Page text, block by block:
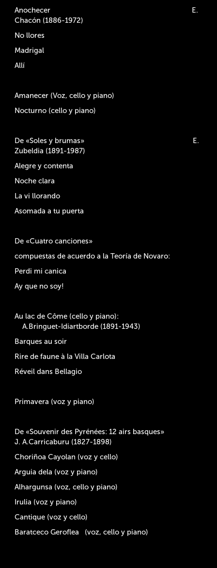
Anochecer E.
Chacón (1886-1972)
No llores
Madrigal
Allí
Amanecer (Voz, cello y piano)
Nocturno (cello y piano)
De «Soles y brumas» E.
Zubeldia (1891-1987)
Alegre y contenta
Noche clara
La vi llorando
Asomada a tu puerta
De «Cuatro canciones»
compuestas de acuerdo a la Teoría de Novaro:
Perdi mi canica
Ay que no soy!
Au lac de Côme (cello y piano):
A.Bringuet-Idiartborde (1891-1943)
Barques au soir
Rire de faune à la Villa Carlota
Réveil dans Bellagio
Primavera (voz y piano)
De «Souvenir des Pyrénées: 12 airs basques»
J. A.Carricaburu (1827-1898)
Choriñoa Cayolan (voz y cello)
Arguia dela (voz y piano)
Alhargunsa (voz, cello y piano)
Irulia (voz y piano)
Cantique (voz y cello)
Baratceco Geroflea (voz, cello y piano)